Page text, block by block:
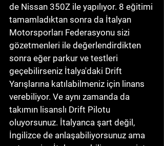
de Nissan 350Z ile yapılıyor. 8 eğitimi
tamamladıktan sonra da İtalyan
Motorsporları Federasyonu sizi
gözetmenleri ile değerlendirdikten
sonra eğer parkur ve testleri
geçebilirseniz İtalya'daki Drift
Yarışlarına katılabilmeniz için linans
verebiliyor. Ve aynı zamanda da
takımın lisanslı Drift Pilotu
oluyorsunuz. İtalyanca şart değil,
İngilizce de anlaşabiliyorsunuz ama